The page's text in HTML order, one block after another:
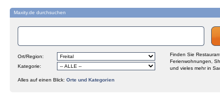
Maxity.de durchsuchen
Ort/Region:
Kategorie:
Finden Sie
Ferienwohnungen,
und vieles mehr in
Alles auf einen Blick: Orte und Kategorien